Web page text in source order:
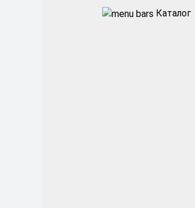
Каталог
этажи паркингов: выбор